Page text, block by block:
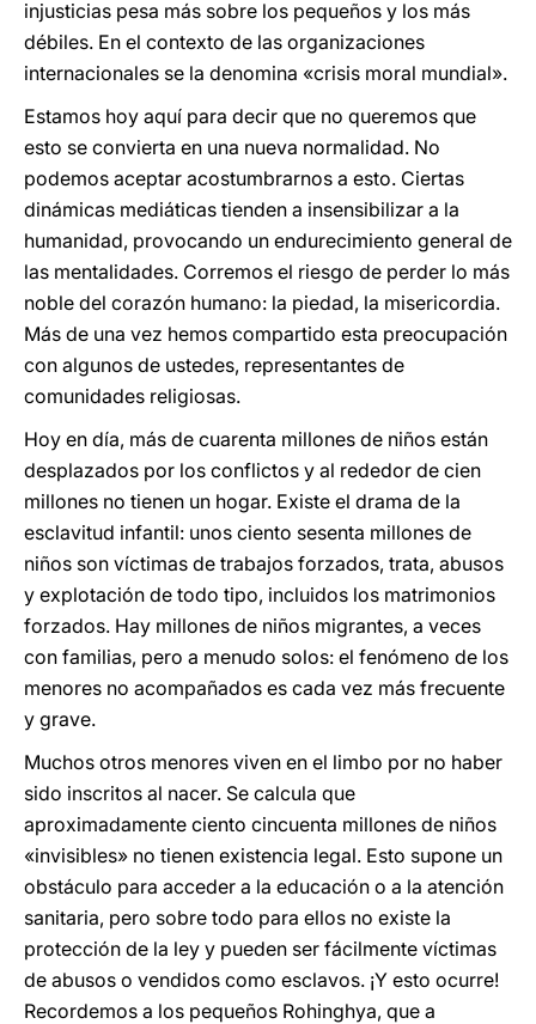
injusticias pesa más sobre los pequeños y los más
débiles. En el contexto de las organizaciones
internacionales se la denomina «crisis moral mundial».
Estamos hoy aquí para decir que no queremos que
esto se convierta en una nueva normalidad. No
podemos aceptar acostumbrarnos a esto. Ciertas
dinámicas mediáticas tienden a insensibilizar a la
humanidad, provocando un endurecimiento general de
las mentalidades. Corremos el riesgo de perder lo más
noble del corazón humano: la piedad, la misericordia.
Más de una vez hemos compartido esta preocupación
con algunos de ustedes, representantes de
comunidades religiosas.
Hoy en día, más de cuarenta millones de niños están
desplazados por los conflictos y al rededor de cien
millones no tienen un hogar. Existe el drama de la
esclavitud infantil: unos ciento sesenta millones de
niños son víctimas de trabajos forzados, trata, abusos
y explotación de todo tipo, incluidos los matrimonios
forzados. Hay millones de niños migrantes, a veces
con familias, pero a menudo solos: el fenómeno de los
menores no acompañados es cada vez más frecuente
y grave.
Muchos otros menores viven en el limbo por no haber
sido inscritos al nacer. Se calcula que
aproximadamente ciento cincuenta millones de niños
«invisibles» no tienen existencia legal. Esto supone un
obstáculo para acceder a la educación o a la atención
sanitaria, pero sobre todo para ellos no existe la
protección de la ley y pueden ser fácilmente víctimas
de abusos o vendidos como esclavos. ¡Y esto ocurre!
Recordemos a los pequeños Rohinghya, que a